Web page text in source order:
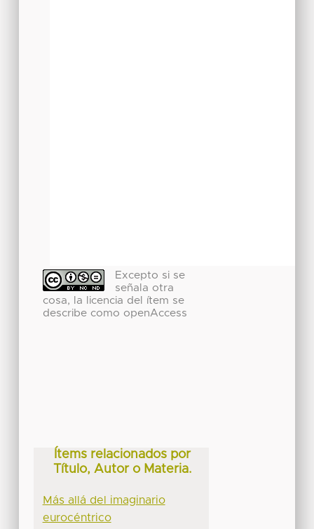
Excepto si se
señala otra
cosa, la licencia del ítem se
describe como openAccess
Ítems relacionados por
Título, Autor o Materia.
Más allá del imaginario
eurocéntrico